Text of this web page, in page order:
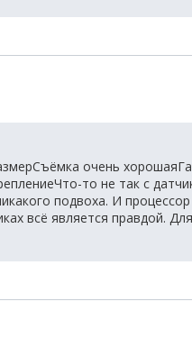
очень
то не так с
подвоха. И
всё является правдой.